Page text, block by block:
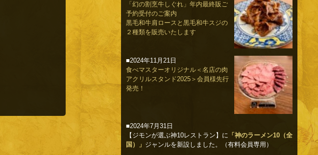
「幻の割烹牛しぐれ」年内最終販ご
予約受付のご案内
黒毛和牛肩ロースと黒毛和牛スジの
２種類を販売いたします
■2024年11月21日
食べマスターオリジナル＜名店の肉
アクリルスタンド2025＞会員様先行
発売！
■2024年7月31日
【ジモンが選ぶ神10レストラン】に 「神のラーメン10（全
国）」 ジャンルを新設しました。（有料会員専用）